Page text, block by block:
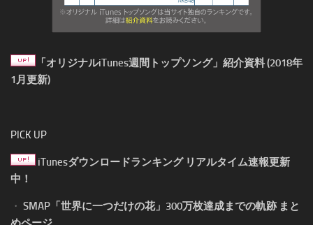
「オリジナルiTunes週間トップソング」紹介資料 (2018年
1月更新)
PICK UP
iTunesダウンロードランキング リアルタイム速報更新
中！
・ SMAP「世界に一つだけの花」300万枚達成までの軌跡 まと